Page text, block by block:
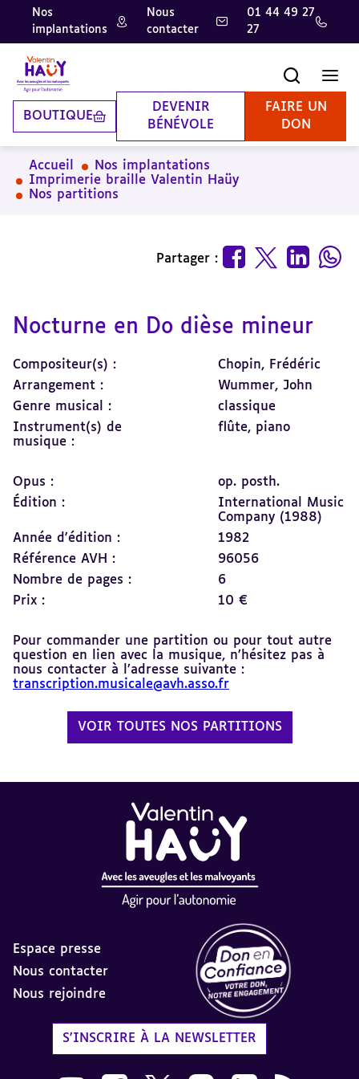
Aller
contenu
principal
Aller
pied
de
page
Aller
la
recherche
Nos
implantations
Nous
contacter
01 44 49 27
27
BOUTIQUE
DEVENIR
BÉNÉVOLE
FAIRE UN
DON
Accueil
Nos implantations
Imprimerie braille Valentin Haüy
Nos partitions
Partager :
Nocturne en Do dièse mineur
Compositeur(s) :
Chopin, Frédéric
Arrangement :
Wummer, John
Genre musical :
classique
Instrument(s) de
musique :
flûte, piano
Opus :
op. posth.
Édition :
International Music
Company (1988)
Année d'édition :
1982
Référence AVH :
96056
Nombre de pages :
6
Prix :
10 €
Pour commander une partition ou pour tout autre
question en lien avec la musique, n’hésitez pas à
nous contacter à l’adresse suivante :
transcription.musicale@avh.asso.fr
VOIR TOUTES NOS PARTITIONS
Espace presse
Nous contacter
Nous rejoindre
S'INSCRIRE À LA NEWSLETTER
Nous suivre sur Youtube AVH dans une
Nous suivre sur Facebook AVH dans
Nous suivre sur X AVH dans une
Nous suivre sur Instagram
Nous suivre sur
Flux RSS